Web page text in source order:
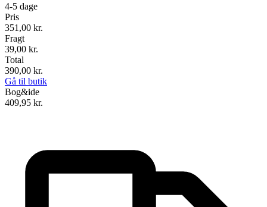
4-5 dage
Pris
351,00 kr.
Fragt
39,00 kr.
Total
390,00 kr.
Gå til butik
Bog&ide
409,95 kr.